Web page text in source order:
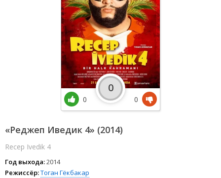
«Реджеп Иведик 4» (2014)
Recep Ivedik 4
Год выхода:2014
Режиссёр:Тоган Гёкбакар
0
0
0